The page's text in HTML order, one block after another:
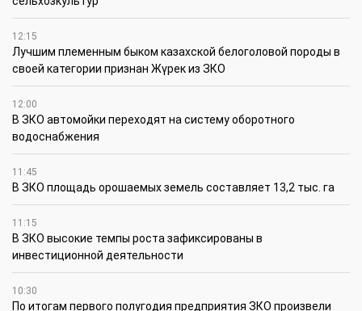
12:15
Лучшим племенным быком казахской белоголовой породы в
своей категории признан Жүрек из ЗКО
12:00
В ЗКО автомойки переходят на систему оборотного
водоснабжения
11:45
В ЗКО площадь орошаемых земель составляет 13,2 тыс. га
11:15
В ЗКО высокие темпы роста зафиксированы в
инвестиционной деятельности
10:30
По итогам первого полугодия предприятия ЗКО произвели